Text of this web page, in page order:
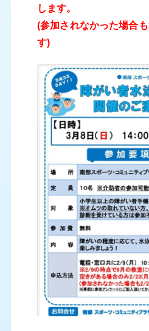
します。
(参加されなかった場合
す)